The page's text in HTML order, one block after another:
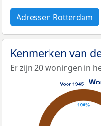
Adressen Rotterdam
Kenmerken van
Er zijn 20 woningen in